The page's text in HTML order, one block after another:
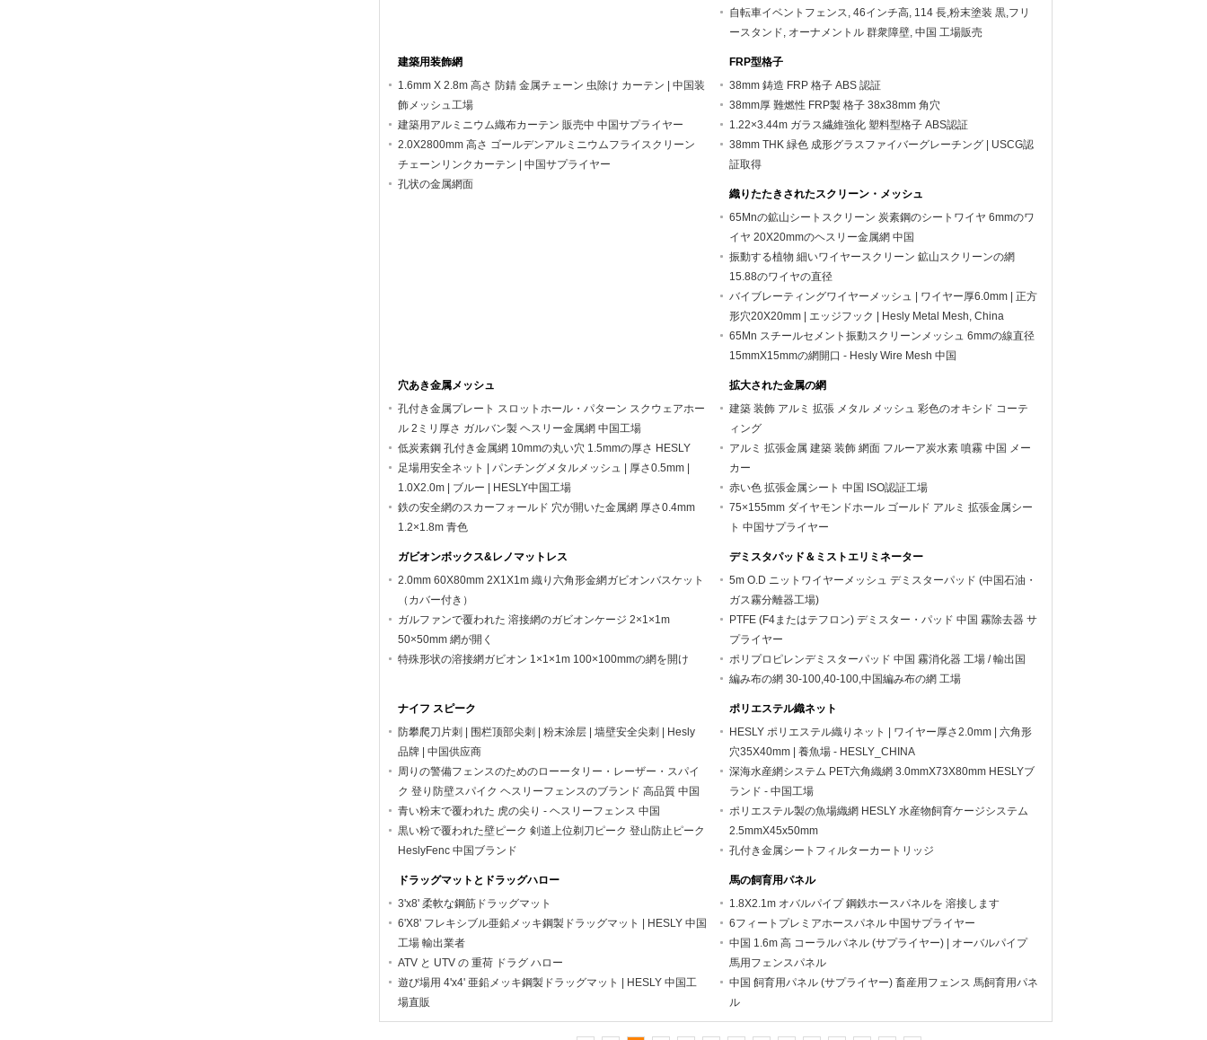
自転車イベントフェンス, 46インチ高, 114 長,粉末塗装 黒,フリ
ースタンド, オーナメントル 群衆障壁, 中国 工場販売
建築用装飾網
1.6mm X 2.8m 高さ 防錆 金属チェーン 虫除け カーテン | 中国装
飾メッシュ工場
建築用アルミニウム織布カーテン 販売中 中国サプライヤー
2.0X2800mm 高さ ゴールデンアルミニウムフライスクリーン
チェーンリンクカーテン | 中国サプライヤー
孔状の金属網面
FRP型格子
38mm 鋳造 FRP 格子 ABS 認証
38mm厚 難燃性 FRP製 格子 38x38mm 角穴
1.22×3.44m ガラス繊維強化 塑料型格子 ABS認証
38mm THK 緑色 成形グラスファイバーグレーチング | USCG認
証取得
織りたたきされたスクリーン・メッシュ
65Mnの鉱山シートスクリーン 炭素鋼のシートワイヤ 6mmのワ
イヤ 20X20mmのヘスリー金属網 中国
振動する植物 細いワイヤースクリーン 鉱山スクリーンの網
15.88のワイヤの直径
バイブレーティングワイヤーメッシュ | ワイヤー厚6.0mm | 正方
形穴20X20mm | エッジフック | Hesly Metal Mesh, China
65Mn スチールセメント振動スクリーンメッシュ 6mmの線直径
15mmX15mmの網開口 - Hesly Wire Mesh 中国
穴あき金属メッシュ
孔付き金属プレート スロットホール・パターン スクウェアホー
ル 2ミリ厚さ ガルバン製 ヘスリー金属網 中国工場
低炭素鋼 孔付き金属網 10mmの丸い穴 1.5mmの厚さ HESLY
足場用安全ネット | パンチングメタルメッシュ | 厚さ0.5mm |
1.0X2.0m | ブルー | HESLY中国工場
鉄の安全網のスカーフォールド 穴が開いた金属網 厚さ0.4mm
1.2×1.8m 青色
拡大された金属の網
建築 装飾 アルミ 拡張 メタル メッシュ 彩色のオキシド コーテ
ィング
アルミ 拡張金属 建築 装飾 網面 フルーア炭水素 噴霧 中国 メー
カー
赤い色 拡張金属シート 中国 ISO認証工場
75×155mm ダイヤモンドホール ゴールド アルミ 拡張金属シー
ト 中国サプライヤー
ガビオンボックス&レノマットレス
2.0mm 60X80mm 2X1X1m 織り六角形金網ガビオンバスケット
（カバー付き）
ガルファンで覆われた 溶接網のガビオンケージ 2×1×1m
50×50mm 網が開く
特殊形状の溶接網ガビオン 1×1×1m 100×100mmの網を開け
デミスタパッド＆ミストエリミネーター
5m O.D ニットワイヤーメッシュ デミスターパッド (中国石油・
ガス霧分離器工場)
PTFE (F4またはテフロン) デミスター・パッド 中国 霧除去器 サ
プライヤー
ポリプロピレンデミスターパッド 中国 霧消化器 工場 / 輸出国
編み布の網 30-100,40-100,中国編み布の網 工場
ナイフ スピーク
防攀爬刀片刺 | 围栏顶部尖刺 | 粉末涂层 | 墙壁安全尖刺 | Hesly
品牌 | 中国供应商
周りの警備フェンスのためのローータリー・レーザー・スパイ
ク 登り防壁スパイク ヘスリーフェンスのブランド 高品質 中国
青い粉末で覆われた 虎の尖り - ヘスリーフェンス 中国
黒い粉で覆われた壁ピーク 剣道上位剃刀ピーク 登山防止ピーク
HeslyFenc 中国ブランド
ポリエステル織ネット
HESLY ポリエステル織りネット | ワイヤー厚さ2.0mm | 六角形
穴35X40mm | 養魚場 - HESLY_CHINA
深海水産網システム PET六角織網 3.0mmX73X80mm HESLYブ
ランド - 中国工場
ポリエステル製の魚場織網 HESLY 水産物飼育ケージシステム
2.5mmX45x50mm
孔付き金属シートフィルターカートリッジ
ドラッグマットとドラッグハロー
3'x8' 柔軟な鋼筋ドラッグマット
6'X8' フレキシブル亜鉛メッキ鋼製ドラッグマット | HESLY 中国
工場 輸出業者
ATV と UTV の 重荷 ドラグ ハロー
遊び場用 4'x4' 亜鉛メッキ鋼製ドラッグマット | HESLY 中国工
場直販
馬の飼育用パネル
1.8X2.1m オバルパイプ 鋼鉄ホースパネルを 溶接します
6フィートプレミアホースパネル 中国サプライヤー
中国 1.6m 高 コーラルパネル (サプライヤー) | オーバルパイプ
馬用フェンスパネル
中国 飼育用パネル (サプライヤー) 畜産用フェンス 馬飼育用パネ
ル